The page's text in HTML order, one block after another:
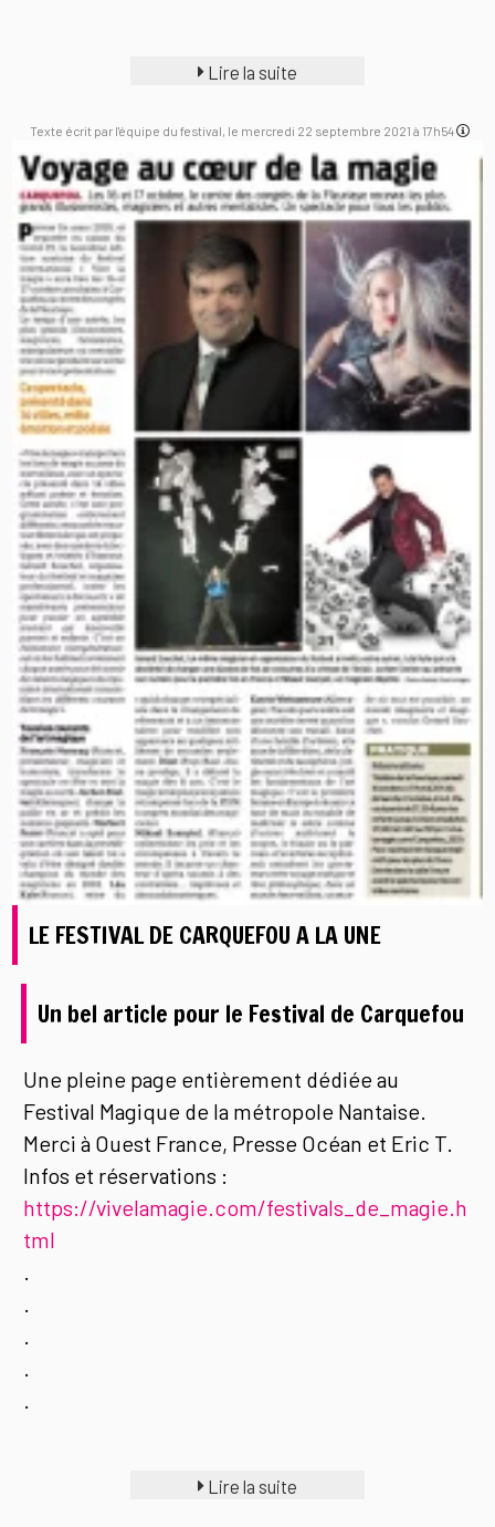
Lire la suite
Texte écrit par l'équipe du festival, le mercredi 22 septembre 2021 à 17h54
LE FESTIVAL DE CARQUEFOU A LA UNE
Un bel article pour le Festival de Carquefou
Une pleine page entièrement dédiée au
Festival Magique de la métropole Nantaise.
Merci à Ouest France, Presse Océan et Eric T.
Infos et réservations :
https://vivelamagie.com/festivals_de_magie.h
tml
Lire la suite